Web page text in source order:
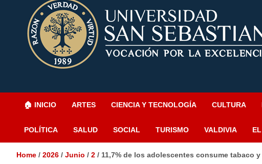
🏠 INICIO ARTES CIENCIA Y TECNOLOGÍA CULTURA
POLÍTICA SALUD SOCIAL TURISMO VALDIVIA
Home 2026 Junio 2 11,7% de los adolescentes consume tabaco